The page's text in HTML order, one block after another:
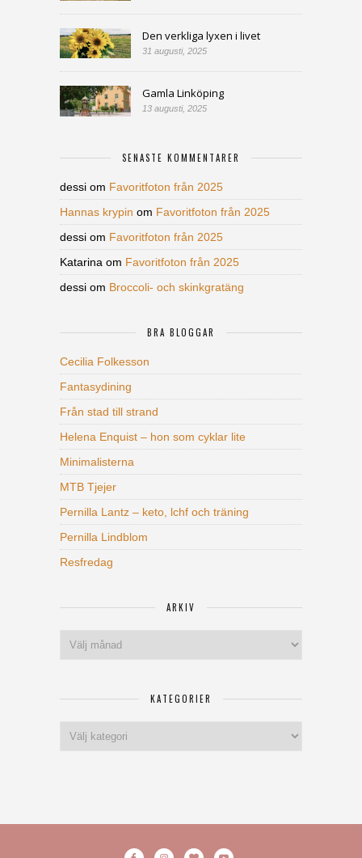
Den verkliga lyxen i livet
31 augusti, 2025
Gamla Linköping
13 augusti, 2025
SENASTE KOMMENTARER
dessi om Favoritfoton från 2025
Hannas krypin om Favoritfoton från 2025
dessi om Favoritfoton från 2025
Katarina om Favoritfoton från 2025
dessi om Broccoli- och skinkgratäng
BRA BLOGGAR
Cecilia Folkesson
Fantasydining
Från stad till strand
Helena Enquist – hon som cyklar lite
Minimalisterna
MTB Tjejer
Pernilla Lantz – keto, lchf och träning
Pernilla Lindblom
Resfredag
ARKIV
KATEGORIER